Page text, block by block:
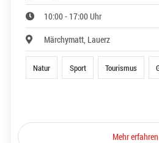
10:00 - 17:00 Uhr
Märchymatt, Lauerz
Natur Sport Tourismus
Mehr erfahren